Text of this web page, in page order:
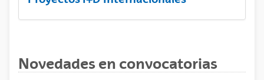
Novedades en convocatorias